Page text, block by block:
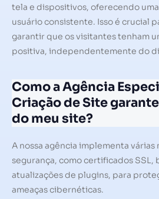
tela e dispositivos, oferecendo
usuário consistente. Isso é crucial
garantir que os visitantes tenham
positiva, independentemente do
Como a Agência
Criação de Site
do meu site?
A nossa agência implementa várias
segurança, como certificados SSL,
atualizações de plugins, para
ameaças cibernéticas.